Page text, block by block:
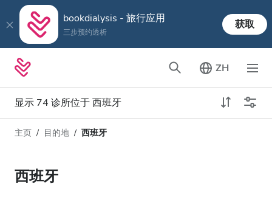
bookdialysis - 旅行应用
三步预约透析
获取
ZH
显示 74 诊所位于 西班牙
透析类型
所有透析
距离
主页 目的地 西班牙
西班牙